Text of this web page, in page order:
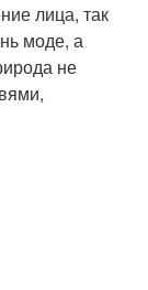
лица, так
моде, а
не